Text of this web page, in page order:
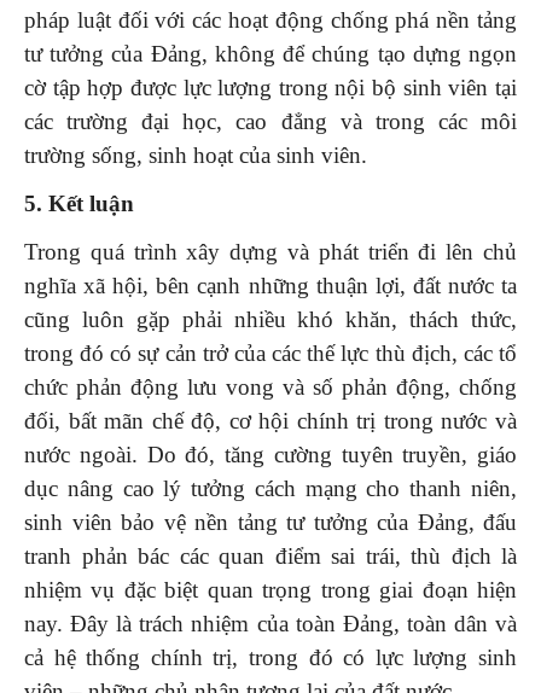
pháp luật đối với các hoạt động chống phá nền tảng
tư tưởng của Đảng, không để chúng tạo dựng ngọn
cờ tập hợp được lực lượng trong nội bộ sinh viên tại
các trường đại học, cao đẳng và trong các môi
trường sống, sinh hoạt của sinh viên.
5. Kết luận
Trong quá trình xây dựng và phát triển đi lên chủ
nghĩa xã hội, bên cạnh những thuận lợi, đất nước ta
cũng luôn gặp phải nhiều khó khăn, thách thức,
trong đó có sự cản trở của các thế lực thù địch, các tổ
chức phản động lưu vong và số phản động, chống
đối, bất mãn chế độ, cơ hội chính trị trong nước và
nước ngoài. Do đó, tăng cường tuyên truyền, giáo
dục nâng cao lý tưởng cách mạng cho thanh niên,
sinh viên bảo vệ nền tảng tư tưởng của Đảng, đấu
tranh phản bác các quan điểm sai trái, thù địch là
nhiệm vụ đặc biệt quan trọng trong giai đoạn hiện
nay. Đây là trách nhiệm của toàn Đảng, toàn dân và
cả hệ thống chính trị, trong đó có lực lượng sinh